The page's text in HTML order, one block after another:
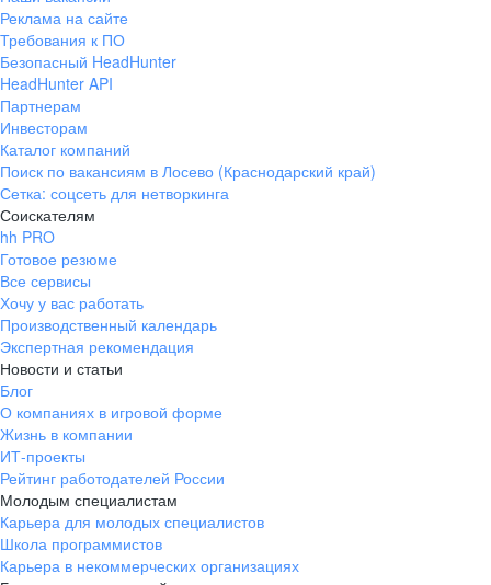
Реклама на сайте
Требования к ПО
Безопасный HeadHunter
HeadHunter API
Партнерам
Инвесторам
Каталог компаний
Поиск по вакансиям в Лосево (Краснодарский край)
Сетка: соцсеть для нетворкинга
Соискателям
hh PRO
Готовое резюме
Все сервисы
Хочу у вас работать
Производственный календарь
Экспертная рекомендация
Новости и статьи
Блог
О компаниях в игровой форме
Жизнь в компании
ИТ-проекты
Рейтинг работодателей России
Молодым специалистам
Карьера для молодых специалистов
Школа программистов
Карьера в некоммерческих организациях